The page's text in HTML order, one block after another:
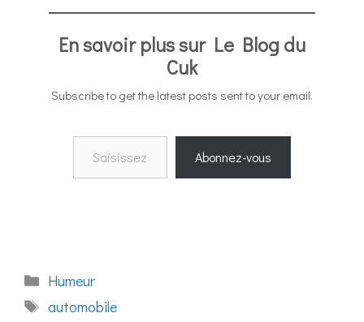
En savoir plus sur Le Blog du
Cuk
Subscribe to get the latest posts sent to your email.
Saisissez votre adresse e-mail…
Abonnez-vous
Catégories
Humeur
Étiquettes
automobile